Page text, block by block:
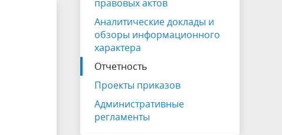
Клиентоцентричность
правовых актов
Аналитические доклады и
обзоры информационного
характера
Отчетность
Проекты приказов
Административные
регламенты